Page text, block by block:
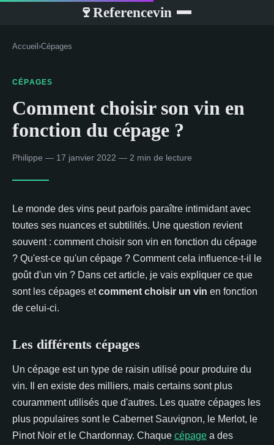
🍷Referencevin
Accueil ›Cépages
CÉPAGES
Comment choisir son vin en
fonction du cépage ?
Philippe — 17 janvier 2022 — 2 min de lecture
Le monde des vins peut parfois paraître intimidant avec
toutes ses nuances et subtilités. Une question revient
souvent : comment choisir son vin en fonction du cépage
? Qu'est-ce qu'un cépage ? Comment cela influence-t-il le
goût d'un vin ? Dans cet article, je vais expliquer ce que
sont les cépages etcomment choisir un vin en fonction
de celui-ci.
Les différents cépages
Un cépage est un type de raisin utilisé pour produire du
vin. Il en existe des milliers, mais certains sont plus
couramment utilisés que d'autres. Les quatre cépages les
plus populaires sont le Cabernet Sauvignon, le Merlot, le
Pinot Noir et le Chardonnay. Chaque cépage a des